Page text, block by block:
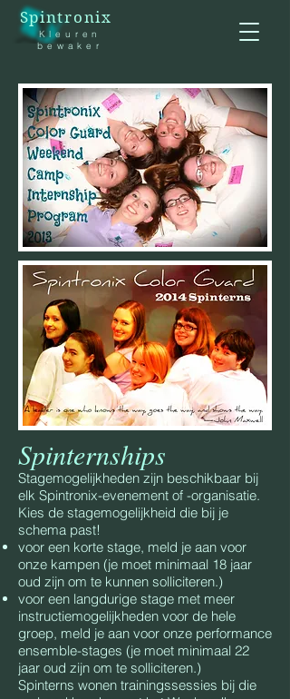
Spintronix
Kleuren
bewaker
Spinternships
Stagemogelijkheden zijn beschikbaar bij
elk Spintronix-evenement of -organisatie.
Kies de stagemogelijkheid die bij je
schema past!
voor een korte stage, meld je aan voor
onze kampen (je moet minimaal 18 jaar
oud zijn om te kunnen solliciteren.)
voor een langdurige stage met meer
instructiemogelijkheden voor de hele
groep, meld je aan voor onze performance
ensemble-stages (je moet minimaal 22
jaar oud zijn om te solliciteren.)
Spinterns wonen trainingssessies bij die